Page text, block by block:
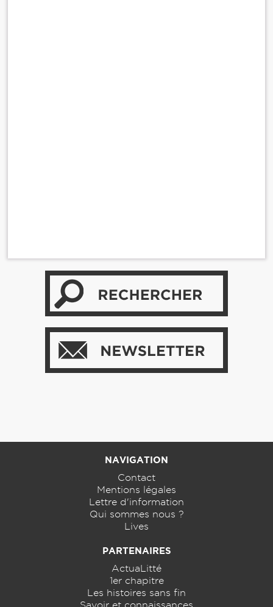
NAVIGATION
Contact
Mentions légales
Lettre d'information
Qui sommes nous ?
Lives
PARTENAIRES
ActuaLitté
1er chapitre
Les histoires sans fin
Savoir et connaissances